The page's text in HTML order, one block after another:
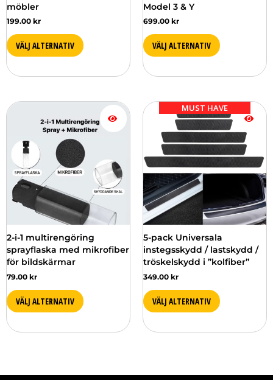
möbler
199.00 kr
VÄLJ ALTERNATIV
Model 3 & Y
699.00 kr
VÄLJ ALTERNATIV
2-i-1 multirengöring
sprayflaska med mikrofiber
för bildskärmar
79.00 kr
VÄLJ ALTERNATIV
MUST HAVE
5-pack Universala
instegsskydd / lastskydd /
tröskelskydd i ”kolfiber”
349.00 kr
VÄLJ ALTERNATIV